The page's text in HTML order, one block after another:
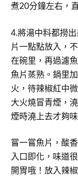
煮20分鐘左右，
4.將湯中料都撈
片一點點放入，
在碗里，再過濾
魚片蒸熟。鍋里
火，待辣椒紅中
大火燒冒青煙，
煙時澆上去才夠味
嘗一嘗魚片，酸
入口即化，味道
開胃哦！放入辣